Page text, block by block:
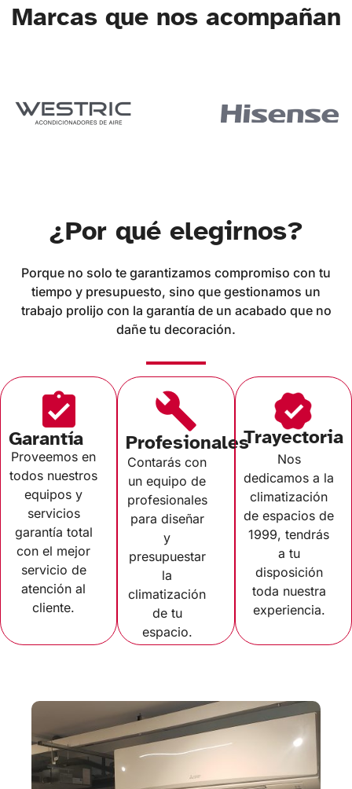
Marcas que nos acompañan
¿Por qué elegirnos?
Porque no solo te garantizamos compromiso con tu
tiempo y presupuesto, sino que gestionamos un
trabajo prolijo con la garantía de un acabado que no
dañe tu decoración.
Garantía
Proveemos en
todos nuestros
equipos y
servicios
garantía total
con el mejor
servicio de
atención al
cliente.
Profesionales
Contarás con
un equipo de
profesionales
para diseñar
y
presupuestar
la
climatización
de tu
espacio.
Trayectoria
Nos
dedicamos a la
climatización
de espacios de
1999, tendrás
a tu
disposición
toda nuestra
experiencia.